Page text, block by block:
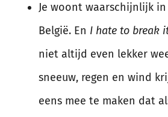
Je woont waarschijnlijk
België. En I hate to break
niet altijd even lekker
sneeuw, regen en wind
eens mee te maken dat